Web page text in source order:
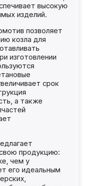
высокую
изделий.
позволяет
козла для
изготовлении
срок
а также
продукцию:
чем у
его идеальным